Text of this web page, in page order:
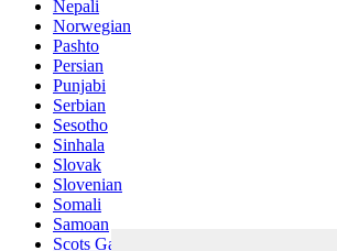
Nepali
Norwegian
Pashto
Persian
Punjabi
Serbian
Sesotho
Sinhala
Slovak
Slovenian
Somali
Samoan
Scots Gaelic